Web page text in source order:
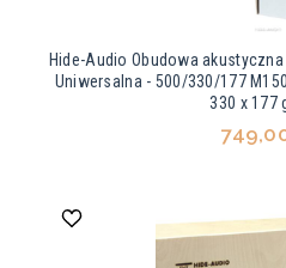
Hide-Audio Obudowa
Uniwersalna - 500/330/177
330 x 177